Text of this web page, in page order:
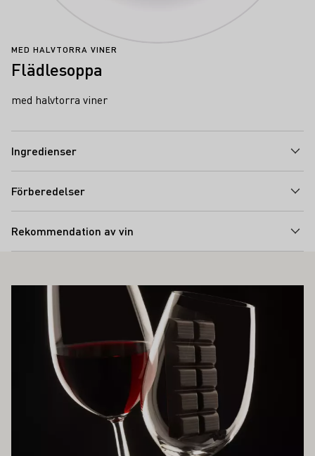
MED HALVTORRA VINER
Flädlesoppa
med halvtorra viner
Ingredienser
Förberedelser
Rekommendation av vin
INTRESSERA DIG